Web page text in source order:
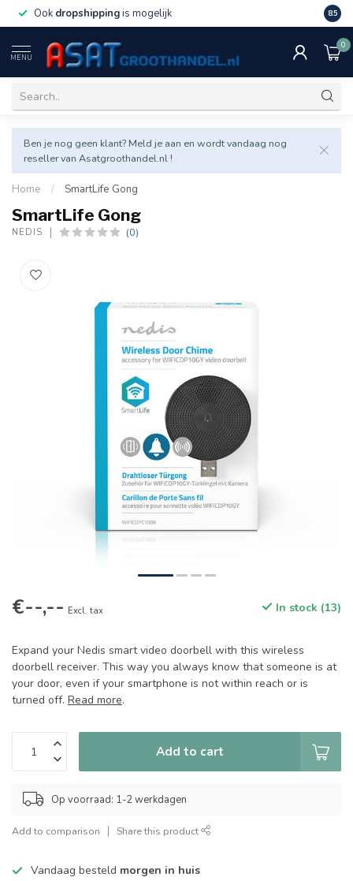
Ook dropshippingis mogelijk Veel
8.5
MENU
0
Ben je nog geen klant? Meld je aan en wordt vandaag nog
reseller van Asatgroothandel.nl !
Home / SmartLife Gong
SmartLife Gong
NEDIS (0)
€--,-- Excl. tax In stock (13)
Expand your Nedis smart video doorbell with this wireless
doorbell receiver. This way you always know that someone is at
your door, even if your smartphone is not within reach or is
turned off. Read more.
Add to cart
Op voorraad: 1-2 werkdagen
Add to comparison Share this product
Vandaag besteld morgen in huis